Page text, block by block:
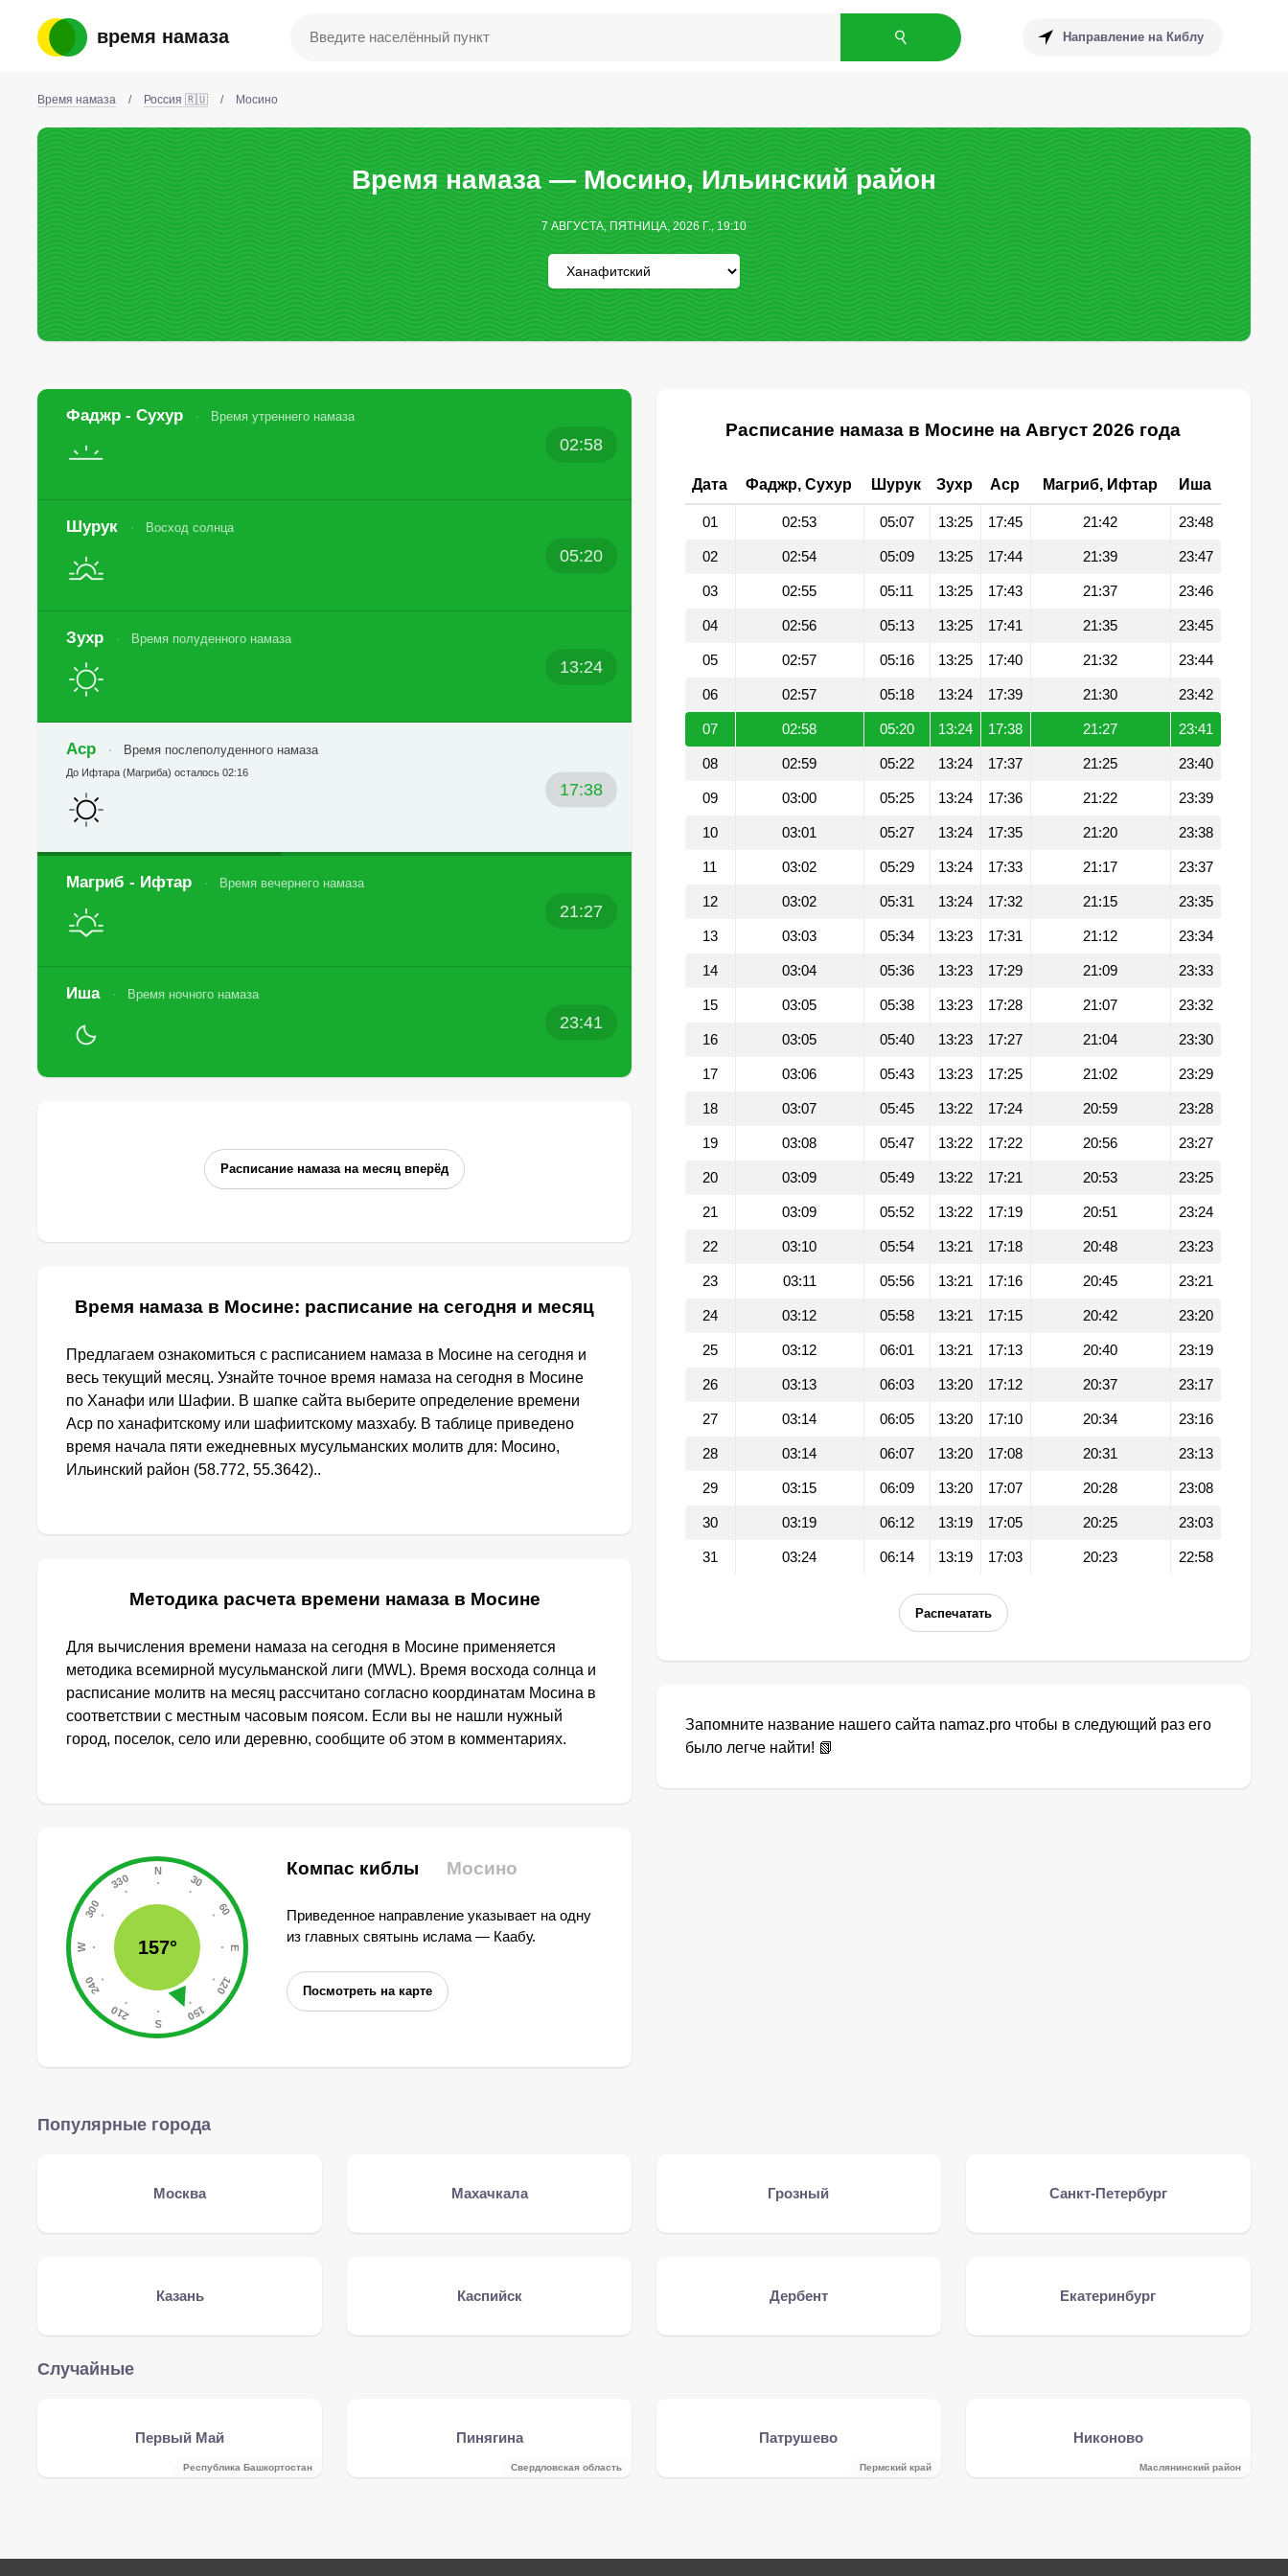
время намаза Направление на Киблу
Время намаза / Россия 🇷🇺 / Мосино
Время намаза — Мосино, Ильинский район
7 АВГУСТА, ПЯТНИЦА, 2026 Г., 19:10
Фаджр - Сухур Время утреннего намаза
02:58
Шурук Восход солнца
05:20
Зухр Время полуденного намаза
13:24
Аср Время послеполуденного намаза
17:38
До Ифтара (Магриба) осталось 02:16
Магриб - Ифтар Время вечернего намаза
21:27
Иша Время ночного намаза
23:41
Расписание намаза на месяц вперёд
Время намаза в Мосине: расписание на сегодня и месяц
Предлагаем ознакомиться с расписанием намаза в Мосине на сегодня и
весь текущий месяц. Узнайте точное время намаза на сегодня в Мосине
по Ханафи или Шафии. В шапке сайта выберите определение времени
Аср по ханафитскому или шафиитскому мазхабу. В таблице приведено
время начала пяти ежедневных мусульманских молитв для: Мосино,
Ильинский район (58.772, 55.3642)..
Методика расчета времени намаза в Мосине
Для вычисления времени намаза на сегодня в Мосине применяется
методика всемирной мусульманской лиги (MWL). Время восхода солнца и
расписание молитв на месяц рассчитано согласно координатам Мосина в
соответствии с местным часовым поясом. Если вы не нашли нужный
город, поселок, село или деревню, сообщите об этом в комментариях.
157°
Компас киблы Мосино
Приведенное направление указывает на одну
из главных святынь ислама — Каабу.
Посмотреть на карте
Расписание намаза в Мосине на Август 2026 года
Дата Фаджр, Сухур Шурук Зухр Аср Магриб, Ифтар Иша
01 02:53 05:07 13:25 17:45 21:42 23:48
02 02:54 05:09 13:25 17:44 21:39 23:47
03 02:55 05:11 13:25 17:43 21:37 23:46
04 02:56 05:13 13:25 17:41 21:35 23:45
05 02:57 05:16 13:25 17:40 21:32 23:44
06 02:57 05:18 13:24 17:39 21:30 23:42
07 02:58 05:20 13:24 17:38 21:27 23:41
08 02:59 05:22 13:24 17:37 21:25 23:40
09 03:00 05:25 13:24 17:36 21:22 23:39
10 03:01 05:27 13:24 17:35 21:20 23:38
11 03:02 05:29 13:24 17:33 21:17 23:37
12 03:02 05:31 13:24 17:32 21:15 23:35
13 03:03 05:34 13:23 17:31 21:12 23:34
14 03:04 05:36 13:23 17:29 21:09 23:33
15 03:05 05:38 13:23 17:28 21:07 23:32
16 03:05 05:40 13:23 17:27 21:04 23:30
17 03:06 05:43 13:23 17:25 21:02 23:29
18 03:07 05:45 13:22 17:24 20:59 23:28
19 03:08 05:47 13:22 17:22 20:56 23:27
20 03:09 05:49 13:22 17:21 20:53 23:25
21 03:09 05:52 13:22 17:19 20:51 23:24
22 03:10 05:54 13:21 17:18 20:48 23:23
23 03:11 05:56 13:21 17:16 20:45 23:21
24 03:12 05:58 13:21 17:15 20:42 23:20
25 03:12 06:01 13:21 17:13 20:40 23:19
26 03:13 06:03 13:20 17:12 20:37 23:17
27 03:14 06:05 13:20 17:10 20:34 23:16
28 03:14 06:07 13:20 17:08 20:31 23:13
29 03:15 06:09 13:20 17:07 20:28 23:08
30 03:19 06:12 13:19 17:05 20:25 23:03
31 03:24 06:14 13:19 17:03 20:23 22:58
Распечатать
Запомните название нашего сайта namaz.pro чтобы в следующий раз его
было легче найти! 📗
Популярные города
Москва Махачкала Грозный Санкт-Петербург
Казань Каспийск Дербент Екатеринбург
Случайные
Первый Май
Республика Башкортостан
Пинягина
Свердловская область
Патрушево
Пермский край
Никоново
Маслянинский район